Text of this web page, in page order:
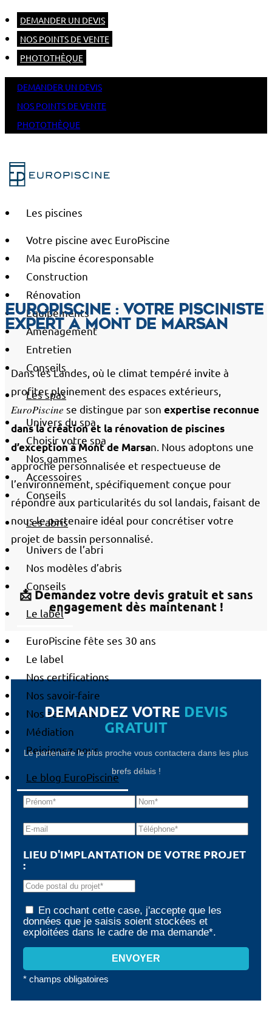
DEMANDER UN DEVIS
NOS POINTS DE VENTE
PHOTOTHÈQUE
DEMANDER UN DEVIS
NOS POINTS DE VENTE
PHOTOTHÈQUE
Les piscines
Votre piscine avec EuroPiscine
Ma piscine écoresponsable
Construction
Rénovation
Équipements
Aménagement
Entretien
Conseils
Les spas
Univers du spa
Choisir votre spa
Nos gammes
Accessoires
Conseils
Les abris
Univers de l’abri
Nos modèles d’abris
Conseils
Le label
EuroPiscine fête ses 30 ans
Le label
Nos certifications
Nos savoir-faire
Nos adhérents
Médiation
Rejoignez-nous
Le blog EuroPiscine
EuroPiscine : votre pisciniste
expert à Mont de Marsan
Dans les Landes, où le climat tempéré invite à
profiter pleinement des espaces extérieurs,
𝐸𝑢𝑟𝑜𝑃𝑖𝑠𝑐𝑖𝑛𝑒 se distingue par son expertise reconnue
dans la création et la rénovation de piscines
d’exception à Mont de Marsan. Nous adoptons une
approche personnalisée et respectueuse de
l’environnement, spécifiquement conçue pour
répondre aux particularités du sol landais, faisant de
nous le partenaire idéal pour concrétiser votre
projet de bassin personnalisé.
📩 Demandez votre devis gratuit et sans
engagement dès maintenant !
DEMANDEZ VOTRE DEVIS
GRATUIT
Le partenaire le plus proche vous contactera dans les plus
brefs délais !
LIEU D'IMPLANTATION DE VOTRE PROJET
:
En cochant cette case, j'accepte que les
données que je saisis soient stockées et
exploitées dans le cadre de ma demande*.
* champs obligatoires